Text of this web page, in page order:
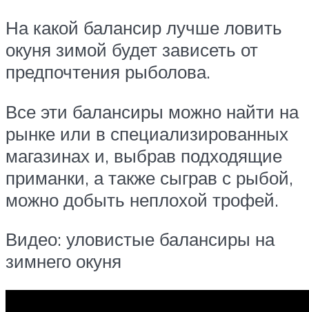
На какой балансир лучше ловить
окуня зимой будет зависеть от
предпочтения рыболова.
Все эти балансиры можно найти на
рынке или в специализированных
магазинах и, выбрав подходящие
приманки, а также сыграв с рыбой,
можно добыть неплохой трофей.
Видео: уловистые балансиры на
зимнего окуня